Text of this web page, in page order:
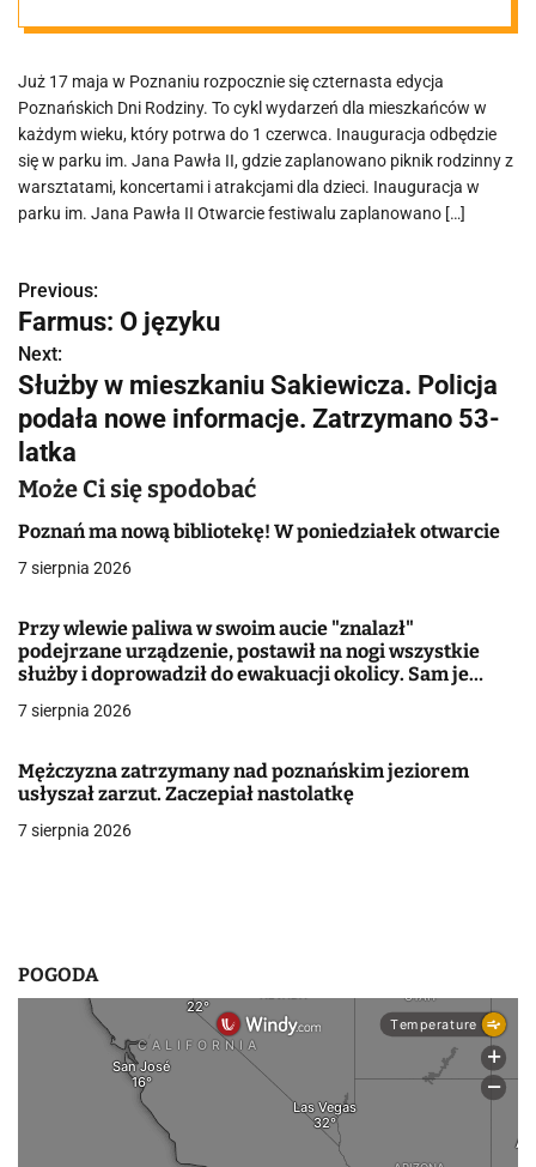
program XIV
Poznańskich
Dni Rodziny
Już 17 maja w Poznaniu rozpocznie się czternasta edycja
Poznańskich Dni Rodziny. To cykl wydarzeń dla mieszkańców w
każdym wieku, który potrwa do 1 czerwca. Inauguracja odbędzie
się w parku im. Jana Pawła II, gdzie zaplanowano piknik rodzinny z
warsztatami, koncertami i atrakcjami dla dzieci. Inauguracja w
parku im. Jana Pawła II Otwarcie festiwalu zaplanowano […]
N
a
w
i
g
a
c
j
a
w
i
s
Previous:
Farmus: O języku
Next:
Służby w mieszkaniu Sakiewicza. Policja
podała nowe informacje. Zatrzymano 53-
latka
Może Ci się spodobać
Poznań ma nową bibliotekę! W poniedziałek otwarcie
7 sierpnia 2026
Przy wlewie paliwa w swoim aucie "znalazł"
podejrzane urządzenie, postawił na nogi wszystkie
służby i doprowadził do ewakuacji okolicy. Sam je
7 sierpnia 2026
Mężczyzna zatrzymany nad poznańskim jeziorem
usłyszał zarzut. Zaczepiał nastolatkę
7 sierpnia 2026
POGODA